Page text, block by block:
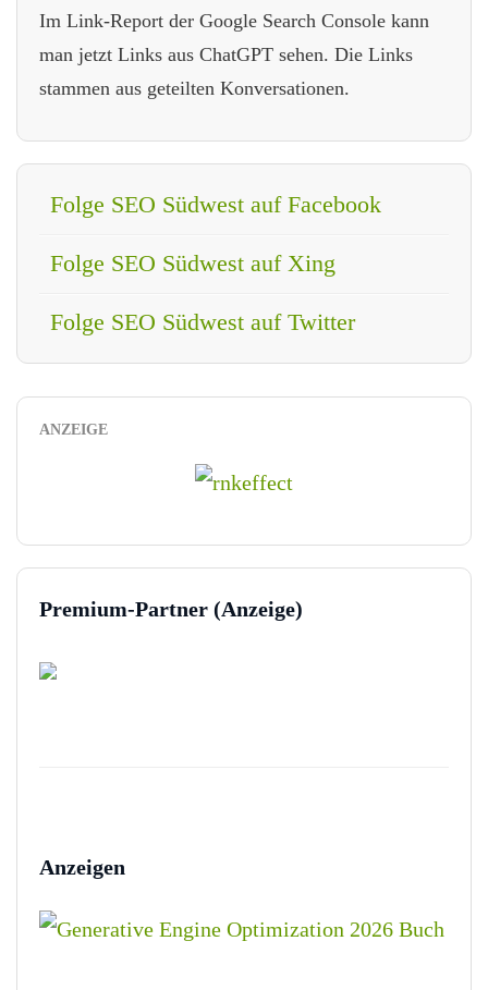
Im Link-Report der Google Search Console kann
man jetzt Links aus ChatGPT sehen. Die Links
stammen aus geteilten Konversationen.
Folge SEO Südwest auf Facebook
Folge SEO Südwest auf Xing
Folge SEO Südwest auf Twitter
ANZEIGE
Premium-Partner (Anzeige)
Anzeigen